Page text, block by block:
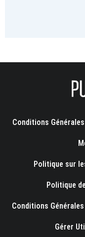
Conditions
Politique sur
Politique
Conditions
Gérer